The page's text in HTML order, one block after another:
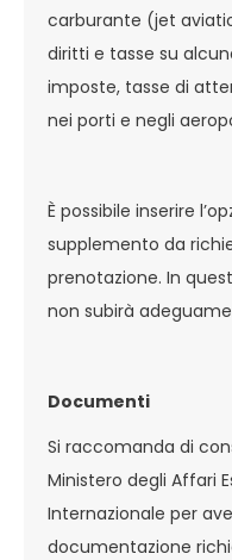
carburante (jet
diritti e tasse su
imposte, tasse di
nei porti e negli
È possibile inserire
supplemento da
prenotazione. In
non subirà
Documenti
Si raccomanda di
Ministero degli Affari
Internazionale per
documentazione